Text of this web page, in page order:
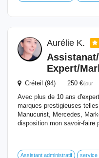
Aurélie K.
Expert/
Créteil (94) 250 €/jour
Avec plus de 10 ans
marques prestigieuses
Manucurist, Mercedes,
disposition mon savoir-faire
Assistant administratif service